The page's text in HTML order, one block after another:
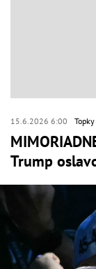
15.6.2026 6:00 Topky
Trump